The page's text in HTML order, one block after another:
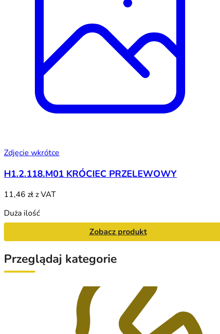
Zdjęcie wkrótce
H1.2.118.M01 KRÓCIEC PRZELEWOWY
11,46 złz VAT
Duża ilość
Zobacz produkt
Przeglądaj kategorie